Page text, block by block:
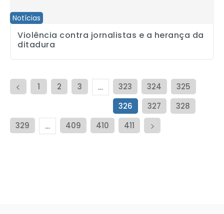
Notícias
Violência contra jornalistas e a herança da
ditadura
1 2 3 … 323 324
325
326
327
328
329
… 409 410 411